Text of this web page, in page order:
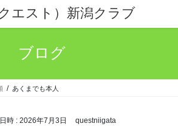
エスト）新潟クラブ
ブログ
あくまでも本人
時 : 2026年7月3日 questniigata